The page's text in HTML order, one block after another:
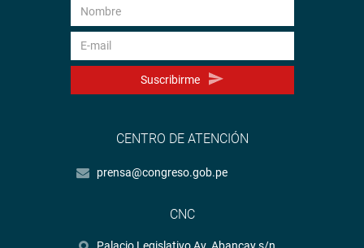
Suscribirme
CENTRO DE ATENCIÓN
prensa@congreso.gob.pe
CNC
Palacio Legislativo Av. Abancay s/n.